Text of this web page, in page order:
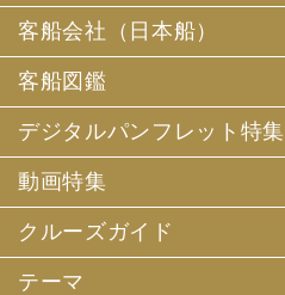
客船会社（日本船）
客船図鑑
デジタルパンフレット特集
動画特集
クルーズガイド
テーマ